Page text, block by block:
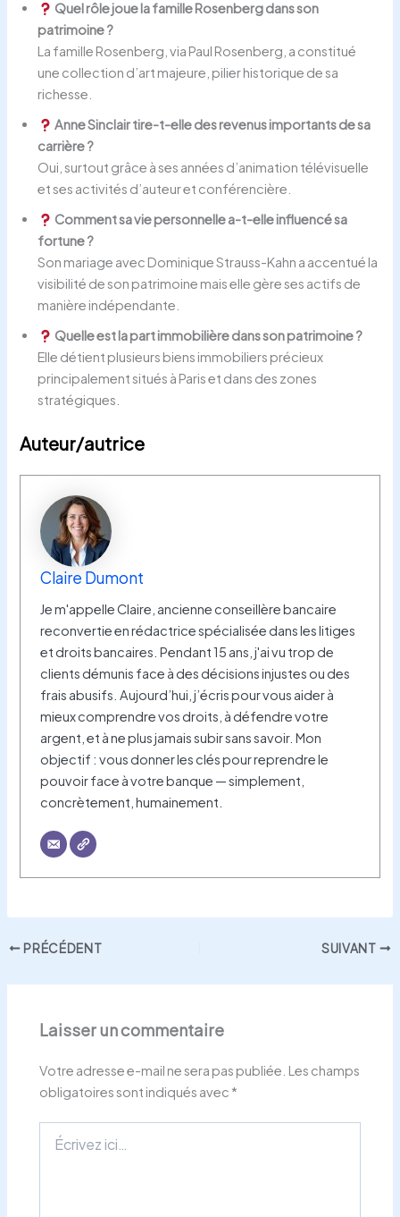
Quel rôle joue la famille Rosenberg dans son
patrimoine ?
La famille Rosenberg, via Paul Rosenberg, a constitué
une collection d’art majeure, pilier historique de sa
richesse.
Anne Sinclair tire-t-elle des revenus importants de sa
carrière ?
Oui, surtout grâce à ses années d’animation télévisuelle
et ses activités d’auteur et conférencière.
Comment sa vie personnelle a-t-elle influencé sa
fortune ?
Son mariage avec Dominique Strauss-Kahn a accentué la
visibilité de son patrimoine mais elle gère ses actifs de
manière indépendante.
Quelle est la part immobilière dans son patrimoine ?
Elle détient plusieurs biens immobiliers précieux
principalement situés à Paris et dans des zones
stratégiques.
Auteur/autrice
Claire Dumont
Je m'appelle Claire, ancienne conseillère bancaire
reconvertie en rédactrice spécialisée dans les litiges
et droits bancaires. Pendant 15 ans, j'ai vu trop de
clients démunis face à des décisions injustes ou des
frais abusifs. Aujourd’hui, j’écris pour vous aider à
mieux comprendre vos droits, à défendre votre
argent, et à ne plus jamais subir sans savoir. Mon
objectif : vous donner les clés pour reprendre le
pouvoir face à votre banque — simplement,
concrètement, humainement.
PRÉCÉDENT SUIVANT
Laisser un commentaire
Votre adresse e-mail ne sera pas publiée. Les champs
obligatoires sont indiqués avec *
ici…